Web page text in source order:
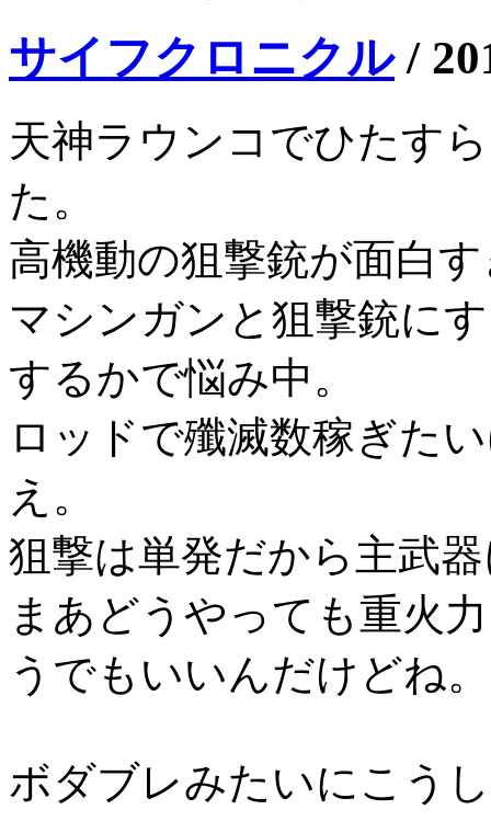
サイフクロニクル/
天神ラウンコでひたす
た。
高機動の狙撃銃が面白
マシンガンと狙撃銃に
するかで悩み中。
ロッドで殲滅数稼ぎた
え。
狙撃は単発だから主武
まあどうやっても重火
うでもいいんだけどね。
ボダブレみたいにこう